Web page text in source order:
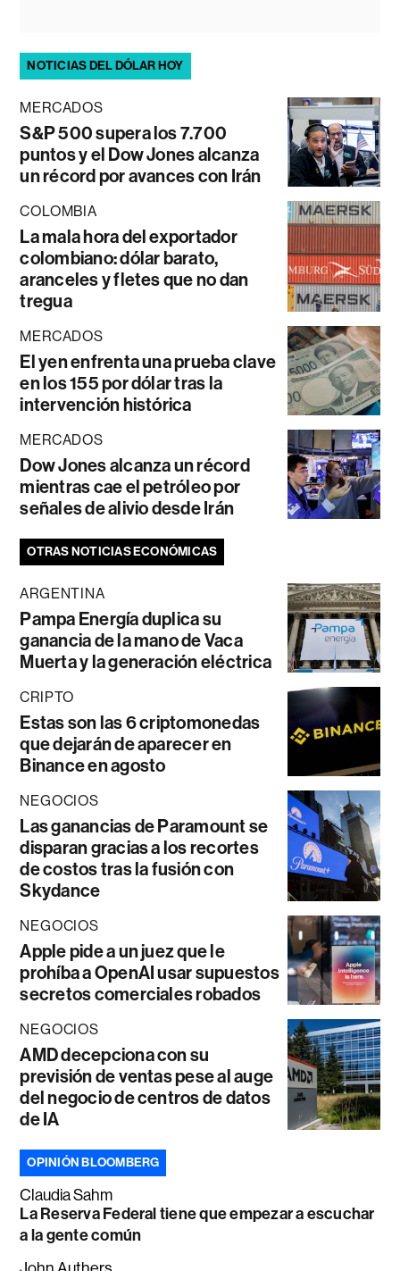
NOTICIAS DEL DÓLAR HOY
MERCADOS
S&P 500 supera los 7.700
puntos y el Dow Jones alcanza
un récord por avances con Irán
COLOMBIA
La mala hora del exportador
colombiano: dólar barato,
aranceles y fletes que no dan
tregua
MERCADOS
El yen enfrenta una prueba clave
en los 155 por dólar tras la
intervención histórica
MERCADOS
Dow Jones alcanza un récord
mientras cae el petróleo por
señales de alivio desde Irán
OTRAS NOTICIAS ECONÓMICAS
ARGENTINA
Pampa Energía duplica su
ganancia de la mano de Vaca
Muerta y la generación eléctrica
CRIPTO
Estas son las 6 criptomonedas
que dejarán de aparecer en
Binance en agosto
NEGOCIOS
Las ganancias de Paramount se
disparan gracias a los recortes
de costos tras la fusión con
Skydance
NEGOCIOS
Apple pide a un juez que le
prohíba a OpenAI usar supuestos
secretos comerciales robados
NEGOCIOS
AMD decepciona con su
previsión de ventas pese al auge
del negocio de centros de datos
de IA
OPINIÓN BLOOMBERG
Claudia Sahm
La Reserva Federal tiene que empezar a escuchar
a la gente común